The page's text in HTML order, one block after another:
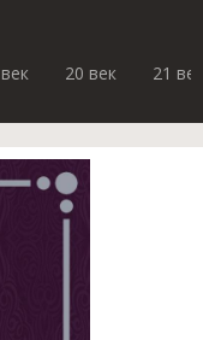
20 век 21 век